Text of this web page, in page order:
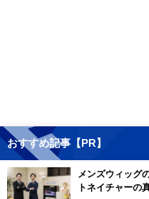
おすすめ記事【PR】
メンズウィッグ
トネイチャーの